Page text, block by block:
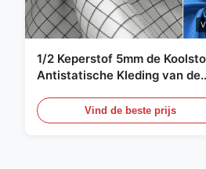
1/2 Keperstof 5mm de
Antistatische Kleding van de
Vind de beste prijs